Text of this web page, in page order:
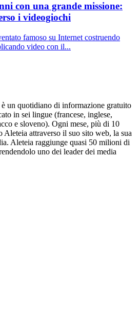
con una grande missione:
i videogiochi
famoso su Internet costruendo
video con il...
un quotidiano di informazione gratuito
in sei lingue (francese, inglese,
e sloveno). Ogni mese, più di 10
attraverso il suo sito web, la sua
Aleteia raggiunge quasi 50 milioni di
uno dei leader dei media